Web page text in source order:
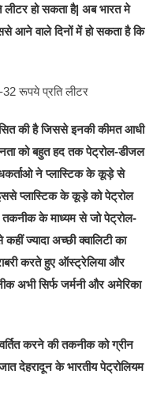
हो सकता है| अब भारत मे
आने वाले दिनों में हो सकता है कि
की है जिससे इनकी कीमत आधी
को बहुत हद तक पेट्रोल-डीजल
ने प्लास्टिक के कूड़े से
प्लास्टिक के कूड़े को पेट्रोल
के माध्यम से जो पेट्रोल-
ज्यादा अच्छी क्वालिटी का
करते हुए ऑस्ट्रेलिया और
अभी सिर्फ जर्मनी और अमेरिका
करने की तकनीक को ग्रीन
देहरादून के भारतीय पेट्रोलियम